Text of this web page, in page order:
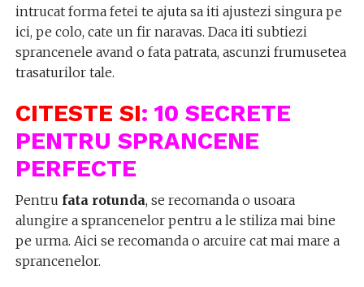
intrucat forma fetei te ajuta sa iti ajustezi singura pe
ici, pe colo, cate un fir naravas. Daca iti subtiezi
sprancenele avand o fata patrata, ascunzi frumusetea
trasaturilor tale.
CITESTE SI: 10 SECRETE
PENTRU SPRANCENE
PERFECTE
Pentru fata rotunda, se recomanda o usoara
alungire a sprancenelor pentru a le stiliza mai bine
pe urma. Aici se recomanda o arcuire cat mai mare a
sprancenelor.